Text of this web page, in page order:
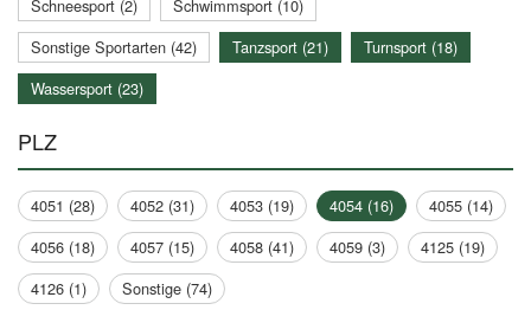
Schneesport (2)
Schwimmsport (10)
Sonstige Sportarten (42)
Tanzsport (21)
Turnsport (18)
Wassersport (23)
PLZ
4051 (28) 4052 (31) 4053 (19) 4054 (16)
4055 (14)
4056 (18)
4057 (15) 4058 (41) 4059 (3)
4125 (19)
4126 (1)
Sonstige (74)